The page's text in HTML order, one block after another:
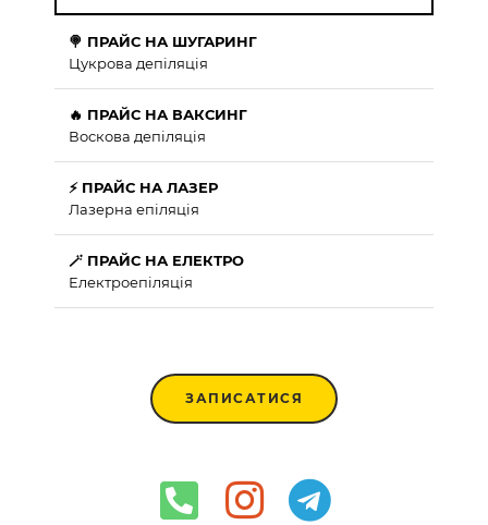
🍭 ПРАЙС НА ШУГАРИНГ
Цукрова депіляція
🔥 ПРАЙС НА ВАКСИНГ
Воскова депіляція
⚡ ПРАЙС НА ЛАЗЕР
Лазерна епіляція
🪄 ПРАЙС НА ЕЛЕКТРО
Електроепіляція
ЗАПИСАТИСЯ